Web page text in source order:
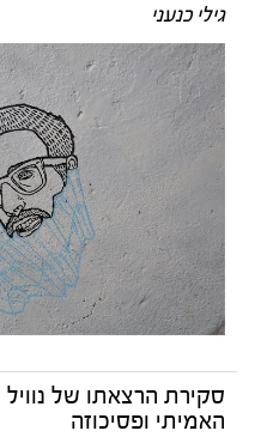
גילי כנעני
סקירת הרצאתו של נוויל
האמיתי ופסיכוזה